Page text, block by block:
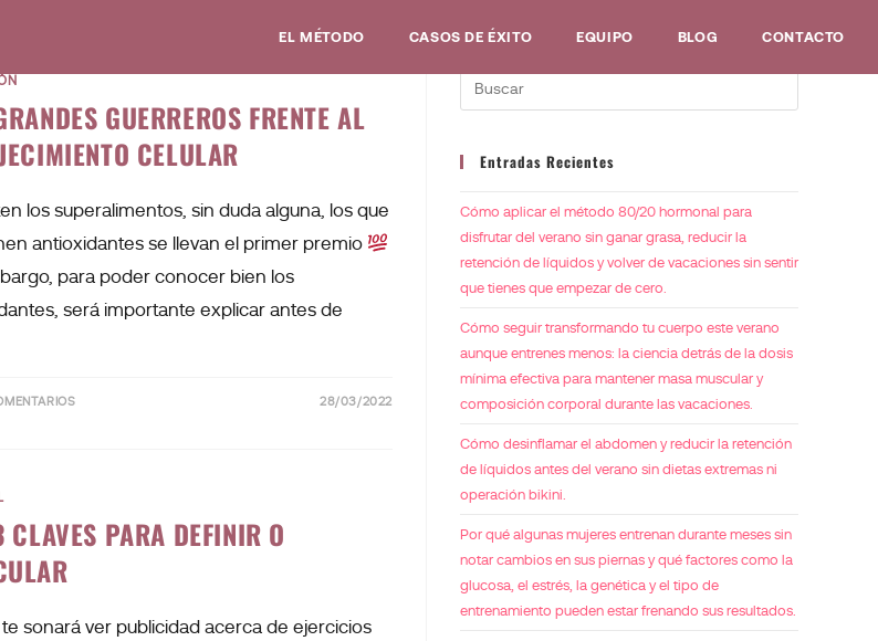
EL MÉTODO CASOS DE ÉXITO EQUIPO BLOG CONTACTO
GUERREROS FRENTE AL
CELULAR
los superalimentos, sin duda alguna, los que
antioxidantes se llevan el primer premio
para poder conocer bien los
será importante explicar antes de
28/03/2022
CLAVES PARA DEFINIR O
te sonará ver publicidad acerca de ejercicios
Entradas Recientes
Cómo aplicar el método 80/20 hormonal para
disfrutar del verano sin ganar grasa, reducir la
retención de líquidos y volver de vacaciones sin sentir
que tienes que empezar de cero.
Cómo seguir transformando tu cuerpo este verano
aunque entrenes menos: la ciencia detrás de la dosis
mínima efectiva para mantener masa muscular y
composición corporal durante las vacaciones.
Cómo desinflamar el abdomen y reducir la retención
de líquidos antes del verano sin dietas extremas ni
operación bikini.
Por qué algunas mujeres entrenan durante meses sin
notar cambios en sus piernas y qué factores como la
glucosa, el estrés, la genética y el tipo de
entrenamiento pueden estar frenando sus resultados.